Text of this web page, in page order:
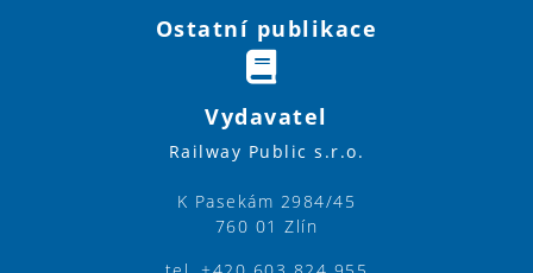
Ostatní publikace
Vydavatel
Railway Public s.r.o.
K Pasekám 2984/45
760 01 Zlín